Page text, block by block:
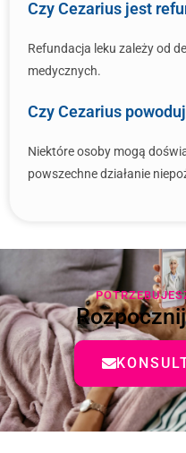
Czy Cezarius jest
Refundacja leku zależy od
medycznych.
Czy Cezarius
Niektóre osoby mogą
powszechne działanie